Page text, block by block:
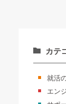
カテ
就活
エン